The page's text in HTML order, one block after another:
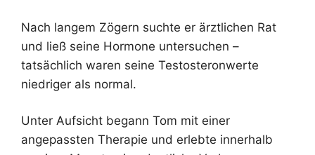
Nach langem Zögern suchte er ärztlichen Rat
und ließ seine Hormone untersuchen –
tatsächlich waren seine Testosteronwerte
niedriger als normal.
Unter Aufsicht begann Tom mit einer
angepassten Therapie und erlebte innerhalb